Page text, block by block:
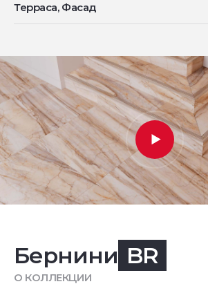
Терраса, Фасад
Бернини BR
О КОЛЛЕКЦИИ